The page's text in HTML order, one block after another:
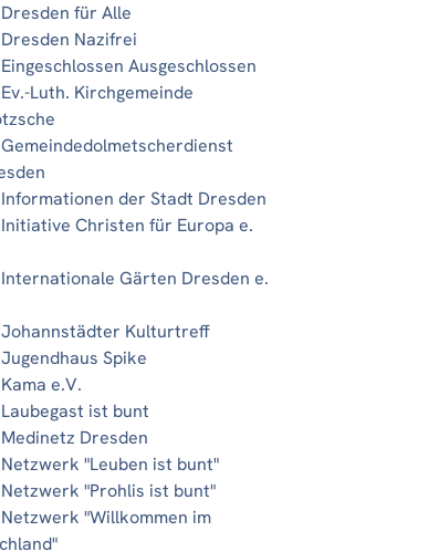
Dresden für Alle
Dresden Nazifrei
Eingeschlossen Ausgeschlossen
Ev.-Luth. Kirchgemeinde
Gemeindedolmetscherdienst
Informationen der Stadt Dresden
Initiative Christen für Europa e.
Internationale Gärten Dresden e.
Johannstädter Kulturtreff
Jugendhaus Spike
Kama e.V.
Laubegast ist bunt
Medinetz Dresden
Netzwerk "Leuben ist bunt"
Netzwerk "Prohlis ist bunt"
Netzwerk "Willkommen im